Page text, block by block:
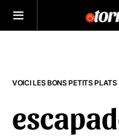
VOICI LES BONS PETITS